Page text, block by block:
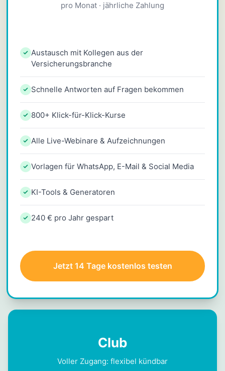
pro Monat · jährliche Zahlung
Austausch mit Kollegen aus der
Versicherungsbranche
Schnelle Antworten auf Fragen bekommen
800+ Klick-für-Klick-Kurse
Alle Live-Webinare & Aufzeichnungen
Vorlagen für WhatsApp, E-Mail & Social Media
KI-Tools & Generatoren
240 € pro Jahr gespart
Jetzt 14 Tage kostenlos testen
Club
Voller Zugang: flexibel kündbar